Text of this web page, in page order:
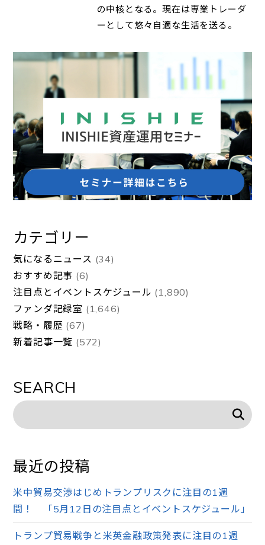
の中核となる。現在は専業トレーダ
ーとして悠々自適な生活を送る。
カテゴリー
気になるニュース (34)
おすすめ記事 (6)
注目点とイベントスケジュール (1,890)
ファンダ記録室 (1,646)
戦略・履歴 (67)
新着記事一覧 (572)
SEARCH
最近の投稿
米中貿易交渉はじめトランプリスクに注目の1週
間！ 「5月12日の注目点とイベントスケジュール」
トランプ貿易戦争と米英金融政策発表に注目の1週